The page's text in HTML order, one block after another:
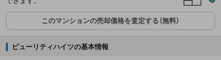
このマンションの売却価格を査定する（無料）
ピューリティハイツの基本情報